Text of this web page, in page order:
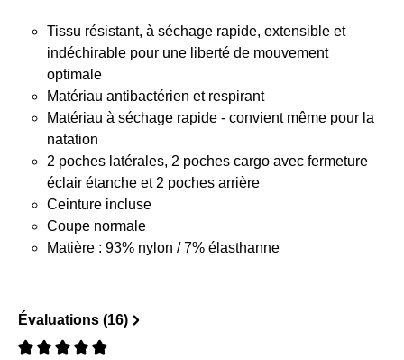
Tissu résistant, à séchage rapide, extensible et
indéchirable pour une liberté de mouvement
optimale
Matériau antibactérien et respirant
Matériau à séchage rapide - convient même pour la
natation
2 poches latérales, 2 poches cargo avec fermeture
éclair étanche et 2 poches arrière
Ceinture incluse
Coupe normale
Matière : 93% nylon / 7% élasthanne
Évaluations (16)